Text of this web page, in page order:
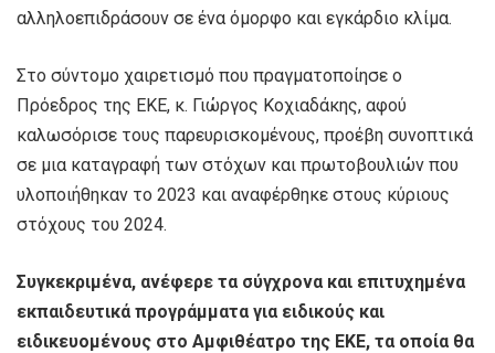
αλληλοεπιδράσουν σε ένα όμορφο και εγκάρδιο κλίμα.
Στο σύντομο χαιρετισμό που πραγματοποίησε ο
Πρόεδρος της ΕΚΕ, κ. Γιώργος Κοχιαδάκης, αφού
καλωσόρισε τους παρευρισκομένους, προέβη συνοπτικά
σε μια καταγραφή των στόχων και πρωτοβουλιών που
υλοποιήθηκαν το 2023 και αναφέρθηκε στους κύριους
στόχους του 2024.
Συγκεκριμένα, ανέφερε τα σύγχρονα και επιτυχημένα
εκπαιδευτικά προγράμματα για ειδικούς και
ειδικευομένους στο Αμφιθέατρο της ΕΚΕ, τα οποία θα